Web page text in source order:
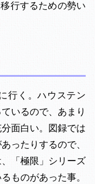
行するための勢い
行く。ハウステン
いるので、あまり
面白い。図録では
ったりするので、
「極限」シリーズ
ものがあった事。